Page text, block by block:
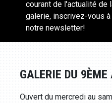
courant de l'actualité de
galerie, inscrivez-vous à
notre newsletter!
GALERIE DU 9ÈME
Ouvert du mercredi au